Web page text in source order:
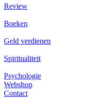
Review
Boeken
Geld verdienen
Spiritualiteit
Psychologie
Webshop
Contact